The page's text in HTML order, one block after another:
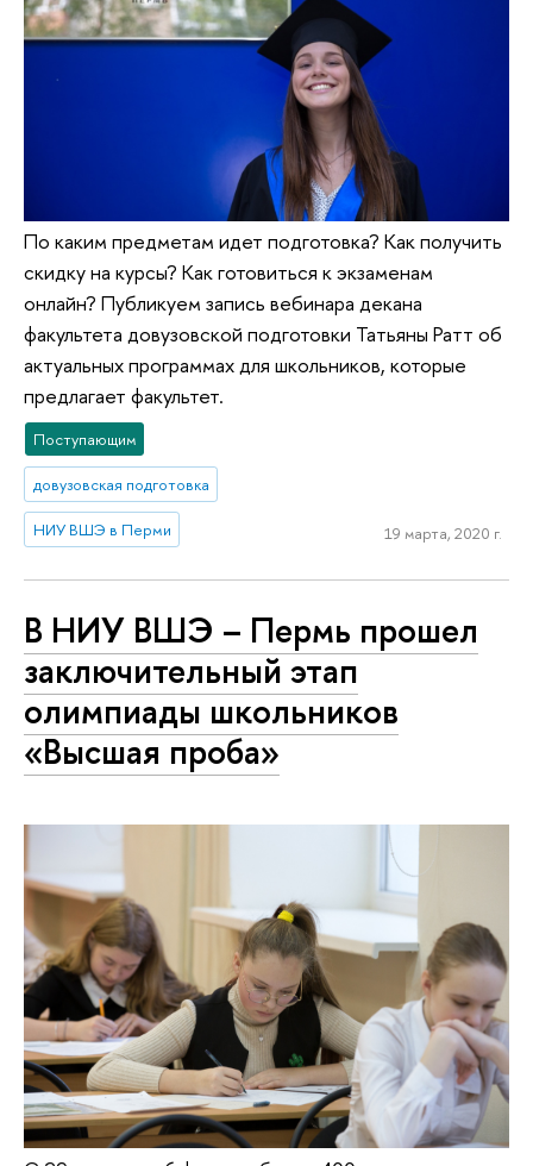
По каким предметам идет подготовка? Как получить
скидку на курсы? Как готовиться к экзаменам
онлайн? Публикуем запись вебинара декана
факультета довузовской подготовки Татьяны Ратт об
актуальных программах для школьников, которые
предлагает факультет.
Поступающим
довузовская подготовка
НИУ ВШЭ в Перми 19 марта, 2020 г.
В НИУ ВШЭ – Пермь прошел
заключительный этап
олимпиады школьников
«Высшая проба»